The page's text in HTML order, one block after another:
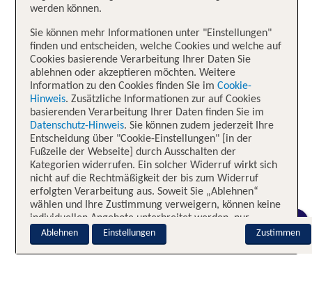
werden können.
Sie können mehr Informationen unter "Einstellungen"
finden und entscheiden, welche Cookies und welche auf
Cookies basierende Verarbeitung Ihrer Daten Sie
ablehnen oder akzeptieren möchten. Weitere
Information zu den Cookies finden Sie im Cookie-
Hinweis. Zusätzliche Informationen zur auf Cookies
basierenden Verarbeitung Ihrer Daten finden Sie im
Datenschutz-Hinweis. Sie können zudem jederzeit Ihre
Entscheidung über "Cookie-Einstellungen" [in der
Fußzeile der Webseite] durch Ausschalten der
Kategorien widerrufen. Ein solcher Widerruf wirkt sich
nicht auf die Rechtmäßigkeit der bis zum Widerruf
erfolgten Verarbeitung aus. Soweit Sie „Ablehnen“
wählen und Ihre Zustimmung verweigern, können keine
individuellen Angebote unterbreitet werden, nur
notwendige Cookies sind aktiv.
Impressum
Zustimmen
Ablehnen Einstellungen
CHAT